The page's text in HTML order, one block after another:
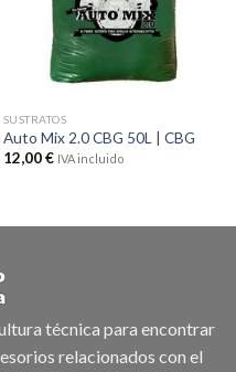
SUSTRATOS
Auto Mix 2.0 CBG 50L | CBG
12,00€ IVA incluido
técnica para encontrar
relacionados con el